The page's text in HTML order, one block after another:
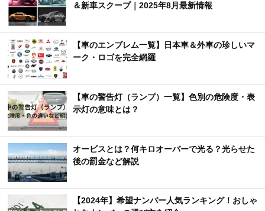
＆新車スクープ｜2025年8月最新情報
【車のエンブレム一覧】日本車＆外車の珍しいマ
ーク・ロゴを完全網羅
【車の警告灯（ランプ）一覧】色別の危険度・表
示灯の意味とは？
オービスとは？何キロオーバーで光る？光らせた
後の罰金など解説
【2024年】希望ナンバー人気ランキング！おしゃ